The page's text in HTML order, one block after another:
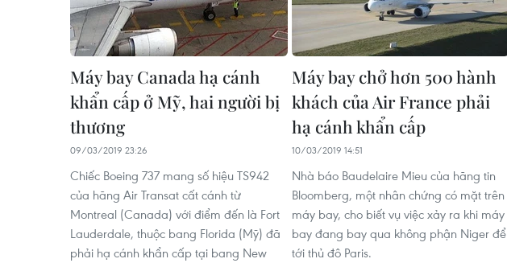
Máy bay Canada hạ cánh
khẩn cấp ở Mỹ, hai người bị
thương
09/03/2019 23:26
Chiếc Boeing 737 mang số hiệu TS942
của hãng Air Transat cất cánh từ
Montreal (Canada) với điểm đến là Fort
Lauderdale, thuộc bang Florida (Mỹ) đã
phải hạ cánh khẩn cấp tại bang New
Máy bay chở hơn 500 hành
khách của Air France phải
hạ cánh khẩn cấp
10/03/2019 14:51
Nhà báo Baudelaire Mieu của hãng tin
Bloomberg, một nhân chứng có mặt trên
máy bay, cho biết vụ việc xảy ra khi máy
bay đang bay qua không phận Niger để
tới thủ đô Paris.